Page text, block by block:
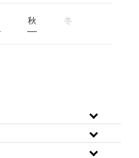
秋 冬